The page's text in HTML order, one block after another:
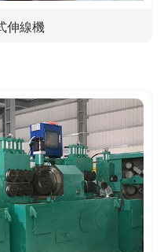
伸線機